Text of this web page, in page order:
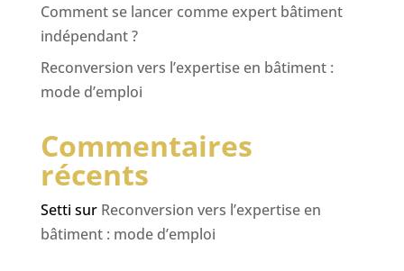
Comment se lancer comme expert bâtiment
indépendant ?
Reconversion vers l’expertise en bâtiment :
mode d’emploi
Commentaires
récents
Setti sur Reconversion vers l’expertise en
bâtiment : mode d’emploi